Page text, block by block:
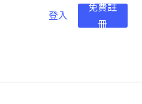
登入
免費註
冊